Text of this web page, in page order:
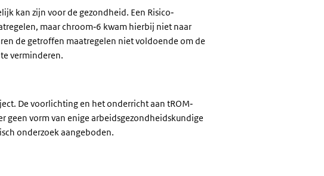
kan zijn voor de gezondheid. Een Risico‐
maar chroom‐6 kwam hierbij niet naar
de getroffen maatregelen niet voldoende om de
verminderen.
De voorlichting en het onderricht aan tROM‐
geen vorm van enige arbeidsgezondheidskundige
onderzoek aangeboden.